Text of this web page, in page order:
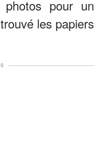
photos pour un
les papiers